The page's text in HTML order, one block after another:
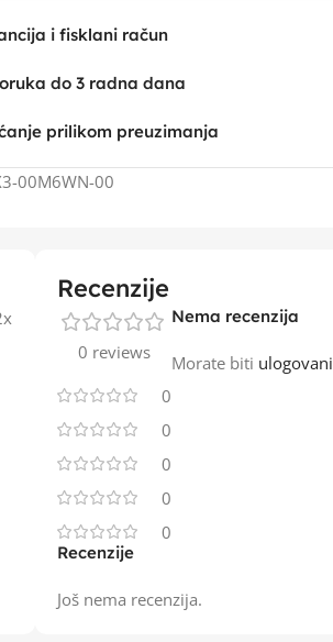
i fisklani račun
do 3 radna dana
prilikom preuzimanja
00M6WN-00
Recenzije
0 reviews
0
0
0
0
0
Recenzije
Još nema recenzija.
Nema recenzija
Morate biti ulogovani